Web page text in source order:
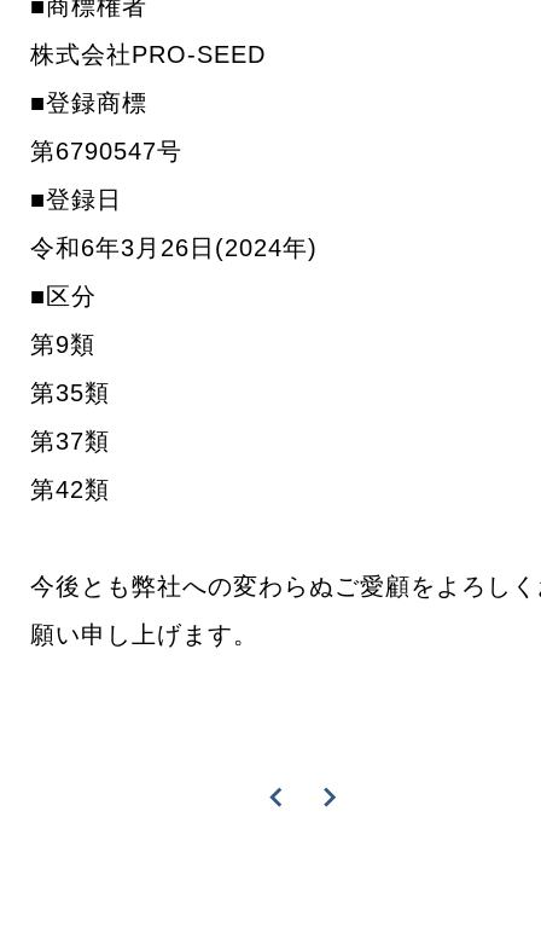
■商標権者
株式会社PRO-SEED
■登録商標
第6790547号
■登録日
令和6年3月26日(2024年)
■区分
第9類
第35類
第37類
第42類
今後とも弊社への変わらぬご愛顧をよろし
願い申し上げます。